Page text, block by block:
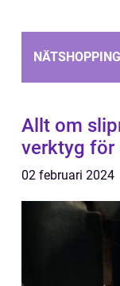
Allt om
verktyg
02 februari 2024